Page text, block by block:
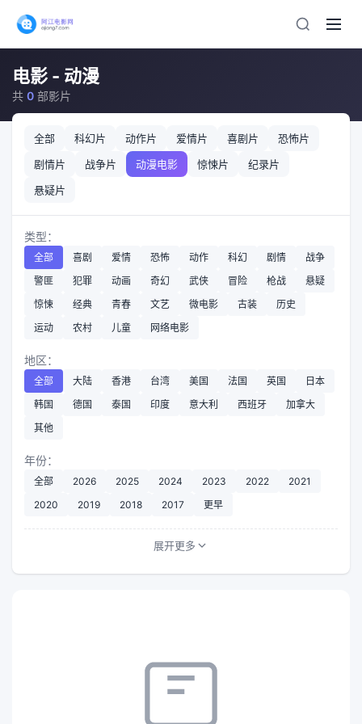
电影 - 动漫
共 0 部影片
全部 科幻片 动作片 爱情片 喜剧片
恐怖片
剧情片
战争片 动漫电影 惊悚片
纪录片
悬疑片
类型：
全部 喜剧 爱情 恐怖 动作 科幻 剧情
战争
警匪
犯罪 动画 奇幻 武侠 冒险 枪战
悬疑
惊悚
经典 青春 文艺 微电影 古装
历史
运动
农村 儿童 网络电影
地区：
全部 大陆 香港 台湾 美国 法国 英国
日本
韩国
德国 泰国 印度 意大利 西班牙
加拿大
其他
年份：
全部 2026 2025 2024 2023 2022
2021
2020
2019 2018 2017 更早
展开更多